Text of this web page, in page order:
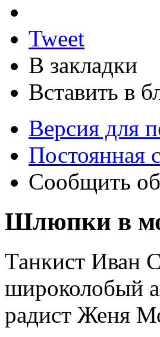
Tweet
В закладки
Вставить в
Версия для
Постоянная
Сообщить
Шлюпки в
Танкист Иван
широколобый
радист Женя